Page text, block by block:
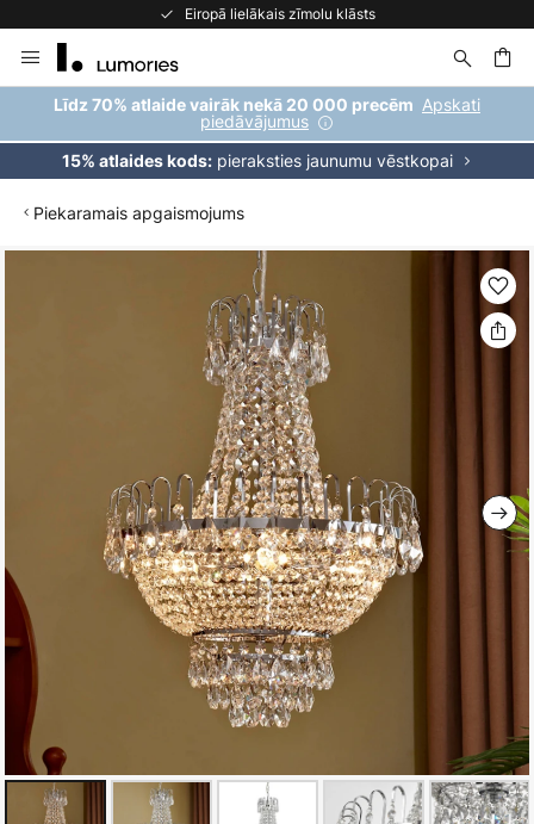
Eiropā lielākais zīmolu klāsts
to
Content
Līdz 70% atlaide vairāk nekā 20 000 precēm Apskati
piedāvājumus
15% atlaides kods:pieraksties jaunumu vēstkopai
Piekaramais apgaismojums